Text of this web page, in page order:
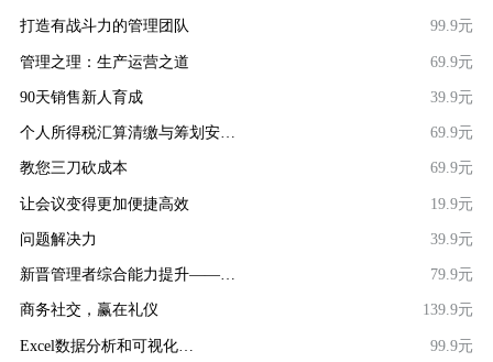
打造有战斗力的管理团队 99.9元
管理之理：生产运营之道 69.9元
90天销售新人育成 39.9元
个人所得税汇算清缴与筹划安… 69.9元
教您三刀砍成本 69.9元
让会议变得更加便捷高效 19.9元
问题解决力 39.9元
新晋管理者综合能力提升——… 79.9元
商务社交，赢在礼仪 139.9元
Excel数据分析和可视化… 99.9元